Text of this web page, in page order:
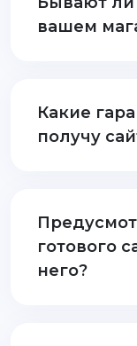
вашем
Какие
получу
готового
него?